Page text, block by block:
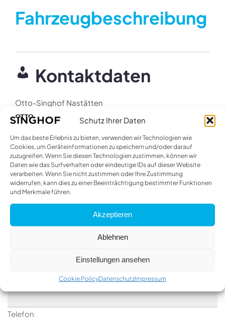
Schutz Ihrer Daten
Um das beste Erlebnis zu bieten, verwenden wir Technologien wie
Cookies, um Geräteinformationen zu speichern und/oder darauf
zuzugreifen. Wenn Sie diesen Technologien zustimmen, können wir
Daten wie das Surfverhalten oder eindeutige IDs auf dieser Website
verarbeiten. Wenn Sie nicht zustimmen oder Ihre Zustimmung
widerrufen, kann dies zu einer Beeinträchtigung bestimmter Funktionen
und Merkmale führen.
Akzeptieren
Ablehnen
Einstellungen ansehen
Cookie PolicyDatenschutzImpressum
Fahrzeugbeschreibung
Kontaktdaten
Otto-Singhof Nastätten
Fahrzeug anfragen
Anrede
- Bitte wählen -
Name *
Telefon